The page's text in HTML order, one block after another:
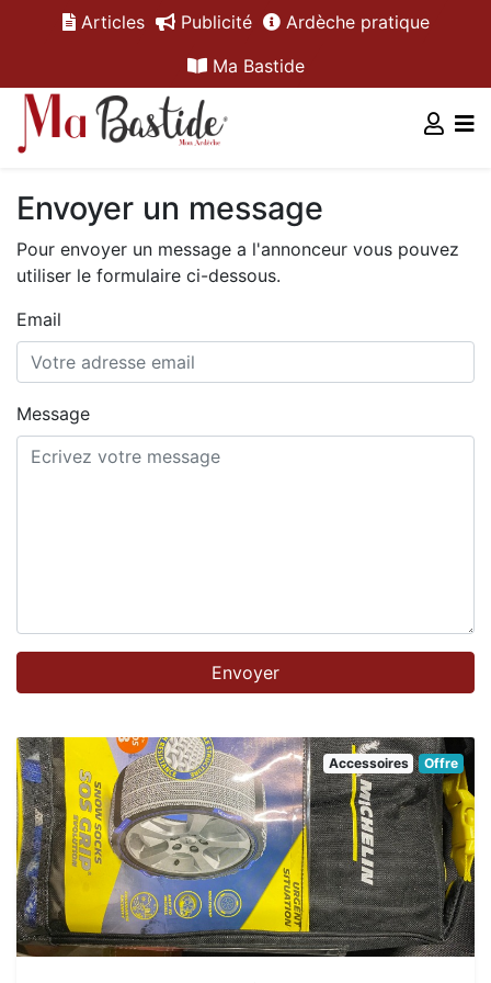
Articles Publicité
Ardèche pratique
Ma Bastide
Envoyer un message
Pour envoyer un message a l'annonceur vous pouvez
utiliser le formulaire ci-dessous.
Email
Message
Accessoires Offre